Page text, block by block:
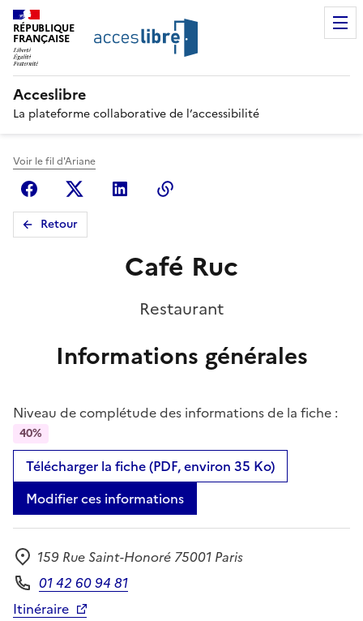
RÉPUBLIQUE
FRANÇAISE
Acceslibre
La plateforme collaborative de l’accessibilité
Voir le fil d'Ariane
FacebookX (anciennement Twitter)
Linkedin
Retour
Café Ruc
Restaurant
Informations générales
Niveau de complétude des informations de la fiche :
40%
Télécharger la fiche (PDF, environ 35 Ko)
Modifier ces informations
Adresse
159 Rue Saint-Honoré 75001 Paris
Téléphone
01 42 60 94 81
Itinéraire